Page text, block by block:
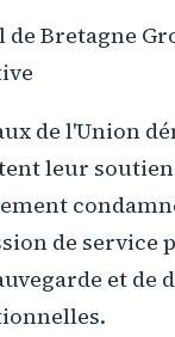
Bretagne
de l'Union
leur
de service
et de